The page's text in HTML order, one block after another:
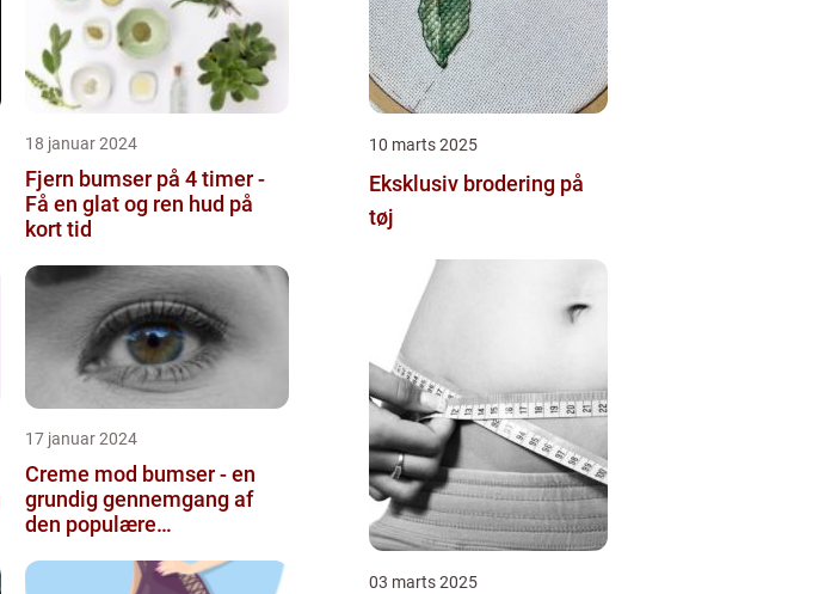
18 januar 2024
Fjern bumser på 4 timer -
Få en glat og ren hud på
kort tid
17 januar 2024
Creme mod bumser - en
grundig gennemgang af
den populære
10 marts 2025
Eksklusiv brodering på
tøj
03 marts 2025